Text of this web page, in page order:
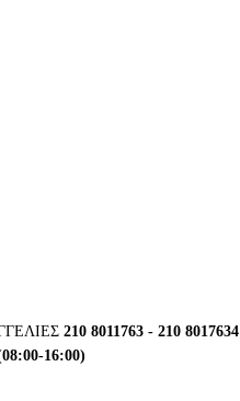
210 8011763 - 210 8017634
16:00)